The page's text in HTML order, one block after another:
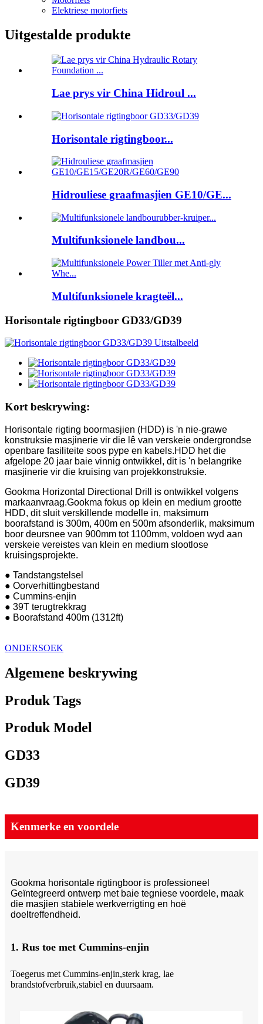
Elektriese motorfiets
Uitgestalde produkte
Lae prys vir China Hidroul ...
Horisontale rigtingboor...
Hidrouliese graafmasjien GE10/GE...
Multifunksionele landbou...
Multifunksionele kragteël...
Horisontale rigtingboor GD33/GD39
Kort beskrywing:
Horisontale rigting boormasjien (HDD) is 'n nie-grawe
konstruksie masjinerie vir die lê van verskeie ondergrondse
openbare fasiliteite soos pype en kabels.HDD het die
afgelope 20 jaar baie vinnig ontwikkel, dit is 'n belangrike
masjinerie vir die kruising van projekkonstruksie.
Gookma Horizontal Directional Drill is ontwikkel volgens
markaanvraag.Gookma fokus op klein en medium grootte
HDD, dit sluit verskillende modelle in, maksimum
boorafstand is 300m, 400m en 500m afsonderlik, maksimum
boor deursnee van 900mm tot 1100mm, voldoen wyd aan
verskeie vereistes van klein en medium slootlose
kruisingsprojekte.
● Tandstangstelsel
● Oorverhittingbestand
● Cummins-enjin
● 39T terugtrekkrag
● Boorafstand 400m (1312ft)
ONDERSOEK
Algemene beskrywing
Produk Tags
Produk Model
GD33
GD39
Kenmerke en voordele
Gookma horisontale rigtingboor is professioneel
Geïntegreerd ontwerp met baie tegniese voordele, maak
die masjien stabiele werkverrigting en hoë
doeltreffendheid.
1. Rus toe met Cummins-enjin
Toegerus met Cummins-enjin,sterk krag, lae
brandstofverbruik,stabiel en duursaam.